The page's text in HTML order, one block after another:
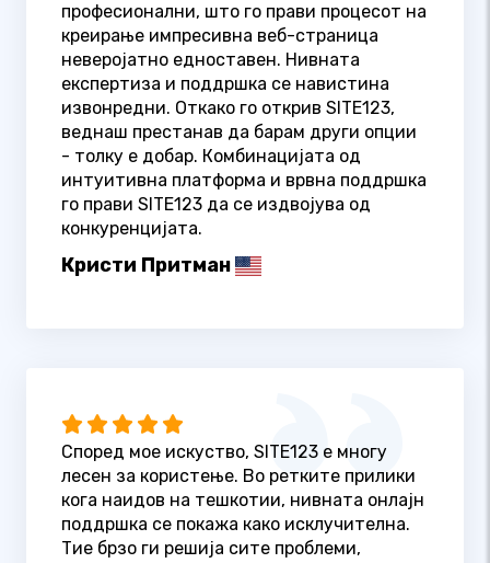
професионални, што го прави процесот на
креирање импресивна веб-страница
неверојатно едноставен. Нивната
експертиза и поддршка се навистина
извонредни. Откако го открив SITE123,
веднаш престанав да барам други опции
- толку е добар. Комбинацијата од
интуитивна платформа и врвна поддршка
го прави SITE123 да се издвојува од
конкуренцијата.
Кристи Притман
Според мое искуство, SITE123 е многу
лесен за користење. Во ретките прилики
кога наидов на тешкотии, нивната онлајн
поддршка се покажа како исклучителна.
Тие брзо ги решија сите проблеми,